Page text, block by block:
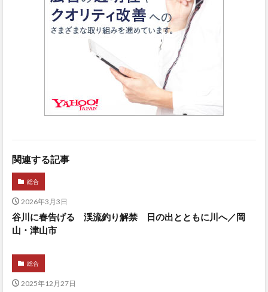
関連する記事
総合
2026年3月3日
谷川に春告げる 渓流釣り解禁 日の出とともに川へ／岡
山・津山市
総合
2025年12月27日